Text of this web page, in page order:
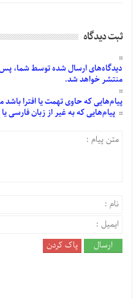
ثبت دیدگاه
دیدگاه‌هایارسالشدهتوسط شما،
منتشر خواهد شد.
پیام‌هاییکه حاوی تهمت یا افترا
پیام‌هاییکه به غیر از زبان فارسی